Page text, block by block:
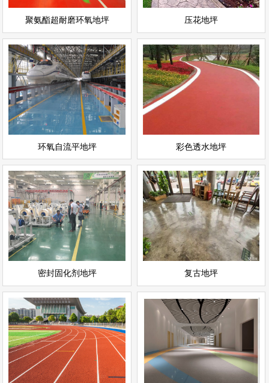
聚氨酯超耐磨环氧地坪 压花地坪
环氧自流平地坪
环氧自流平地坪
环氧地坪
立即询问
彩色透水地坪
彩色透水地坪
运动场地坪
查看详情
立即询问
密封固化剂地坪
密封固化剂地坪
耐磨地坪
立即询问
复古地坪
复古地坪
环氧地坪
查看详情
立即询问
塑胶跑道
运动场地坪
立即询问
环氧彩砂地坪
环氧地坪
查看详情
立即询问